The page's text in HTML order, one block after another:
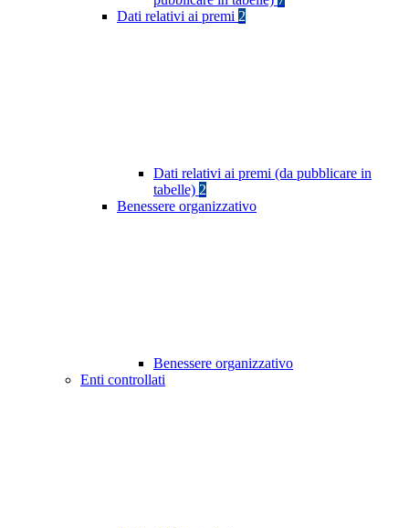
Dati relativi ai premi 2
Dati relativi ai premi (da pubblicare in
tabelle) 2
Benessere organizzativo
Benessere organizzativo
Enti controllati